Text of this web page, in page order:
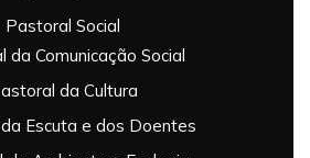
Pastoral Social
da Comunicação Social
da Cultura
Escuta e dos Doentes